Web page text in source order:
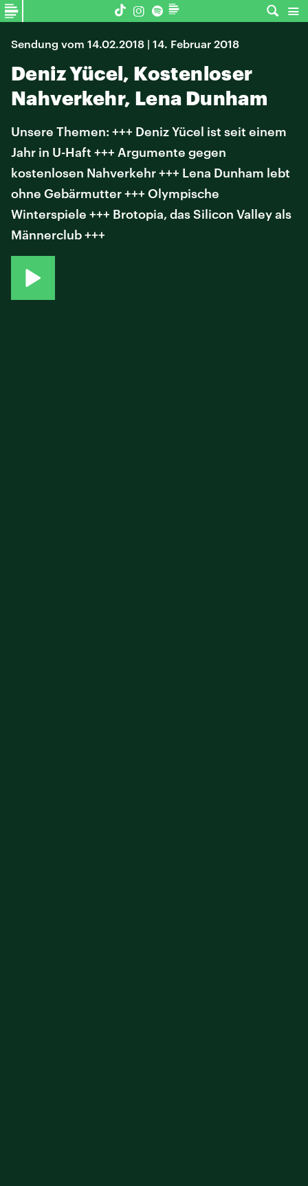
Sendung vom 14.02.2018 | 14. Februar 2018
Deniz Yücel, Kostenloser
Nahverkehr, Lena Dunham
Unsere Themen: +++ Deniz Yücel ist seit einem
Jahr in U-Haft +++ Argumente gegen
kostenlosen Nahverkehr +++ Lena Dunham lebt
ohne Gebärmutter +++ Olympische
Winterspiele +++ Brotopia, das Silicon Valley als
Männerclub +++